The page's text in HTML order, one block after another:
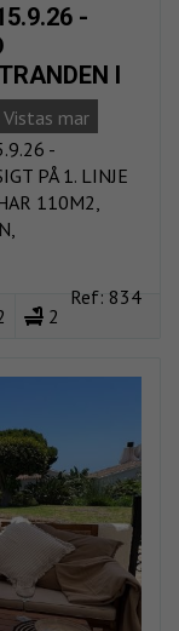
-
I
Vistas mar
-
PÅ 1. LINJE
110M2,
Ref: 834
2